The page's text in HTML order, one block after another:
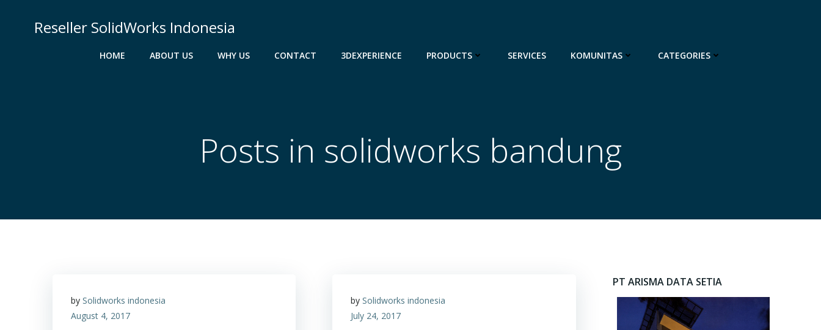
Reseller SolidWorks Indonesia
HOME ABOUT US WHY US CONTACT 3DEXPERIENCE PRODUCTS SERVICES KOMUNITAS CATEGORIES
Posts in solidworks bandung
by Solidworks indonesia
August 4, 2017
bySolidworks indonesia
July 24, 2017
PT ARISMA DATA SETIA